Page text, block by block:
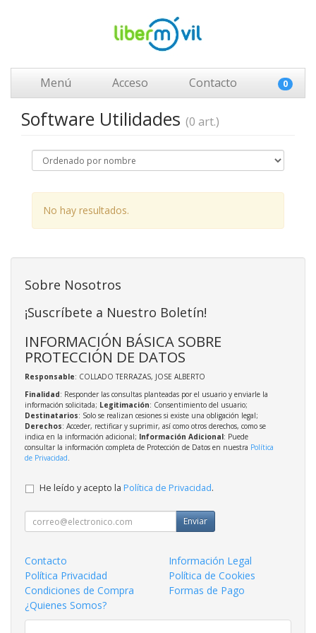
Menú Acceso Contacto 0
Software Utilidades (0 art.)
No hay resultados.
Sobre Nosotros
¡Suscríbete a Nuestro Boletín!
INFORMACIÓN BÁSICA SOBRE
PROTECCIÓN DE DATOS
Responsable: COLLADO TERRAZAS, JOSE ALBERTO
Finalidad: Responder las consultas planteadas por el usuario y enviarle la
información solicitada; Legitimación: Consentimiento del usuario;
Destinatarios: Solo se realizan cesiones si existe una obligación legal;
Derechos: Acceder, rectificar y suprimir, así como otros derechos, como se
indica en la información adicional; Información Adicional: Puede
consultar la información completa de Protección de Datos en nuestra Política
de Privacidad.
He leído y acepto la Política de Privacidad.
Enviar
Contacto
Información Legal
Política Privacidad
Política de Cookies
Condiciones de Compra
Formas de Pago
¿Quienes Somos?